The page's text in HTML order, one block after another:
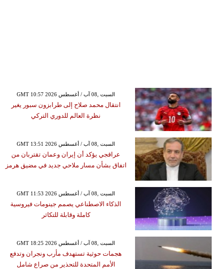
GMT 10:57 2026 السبت ,08 آب / أغسطس
انتقال محمد صلاح إلى طرابزون سبور يغير
نظرة العالم للدوري التركي
GMT 13:51 2026 السبت ,08 آب / أغسطس
عراقجي يؤكد أن إيران وعمان تقتربان من
اتفاق بشأن مسار ملاحي جديد في مضيق هرمز
GMT 11:53 2026 السبت ,08 آب / أغسطس
الذكاء الاصطناعي يصمم جينومات فيروسية
كاملة وقابلة للتكاثر
GMT 18:25 2026 السبت ,08 آب / أغسطس
هجمات حوثية تستهدف مأرب ونجران وتدفع
الأمم المتحدة للتحذير من صراع شامل